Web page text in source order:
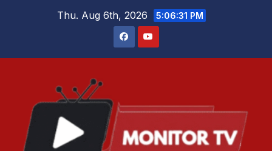
Thu. Aug 6th, 2026 5:06:32 PM